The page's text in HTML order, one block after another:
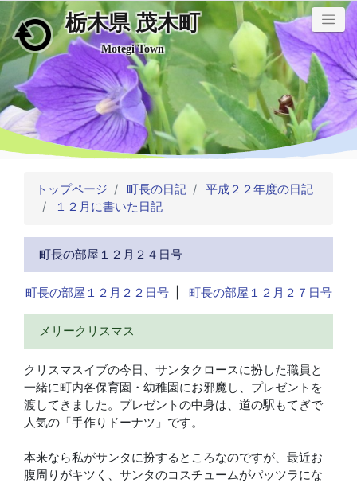
メインコンテンツにスキップ
栃木県 茂木町
Motegi Town
トップページ 町長の日記
平成２２年度の日記
１２月に書いた日記
町長の部屋１２月２４日号
町長の部屋１２月２２日号| 町長の部屋１２月２７日号
メリークリスマス
クリスマスイブの今日、サンタクロースに扮した職員と
一緒に町内各保育園・幼稚園にお邪魔し、プレゼントを
渡してきました。プレゼントの中身は、道の駅もてぎで
人気の「手作りドーナツ」です。
本来なら私がサンタに扮するところなのですが、最近お
腹周りがキツく、サンタのコスチュームがパッツラにな